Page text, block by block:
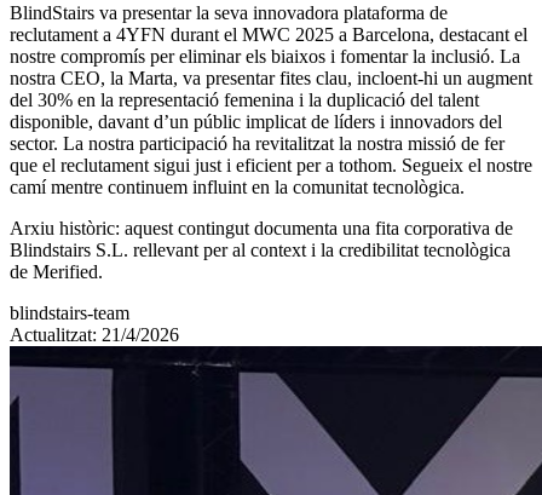
BlindStairs va presentar la seva innovadora plataforma de
reclutament a 4YFN durant el MWC 2025 a Barcelona, destacant el
nostre compromís per eliminar els biaixos i fomentar la inclusió. La
nostra CEO, la Marta, va presentar fites clau, incloent-hi un augment
del 30% en la representació femenina i la duplicació del talent
disponible, davant d’un públic implicat de líders i innovadors del
sector. La nostra participació ha revitalitzat la nostra missió de fer
que el reclutament sigui just i eficient per a tothom. Segueix el nostre
camí mentre continuem influint en la comunitat tecnològica.
Arxiu històric: aquest contingut documenta una fita corporativa de
Blindstairs S.L. rellevant per al context i la credibilitat tecnològica
de Merified.
blindstairs-team
Actualitzat: 21/4/2026